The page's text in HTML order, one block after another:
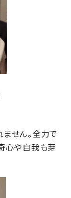
せん。全力で
心や自我も芽